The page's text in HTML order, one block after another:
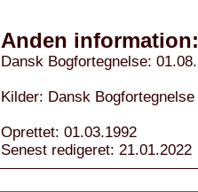
Anden information:
Dansk Bogfortegnelse:
Kilder: Dansk
Oprettet: 01.03.1992
Senest redigeret: 21.01.2022